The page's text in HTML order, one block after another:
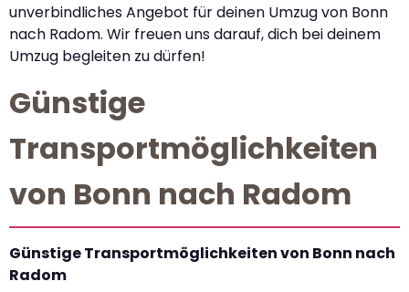
unverbindliches Angebot für deinen Umzug von Bonn
nach Radom. Wir freuen uns darauf, dich bei deinem
Umzug begleiten zu dürfen!
Günstige
Transportmöglichkeiten
von Bonn nach Radom
Günstige Transportmöglichkeiten von Bonn nach
Radom